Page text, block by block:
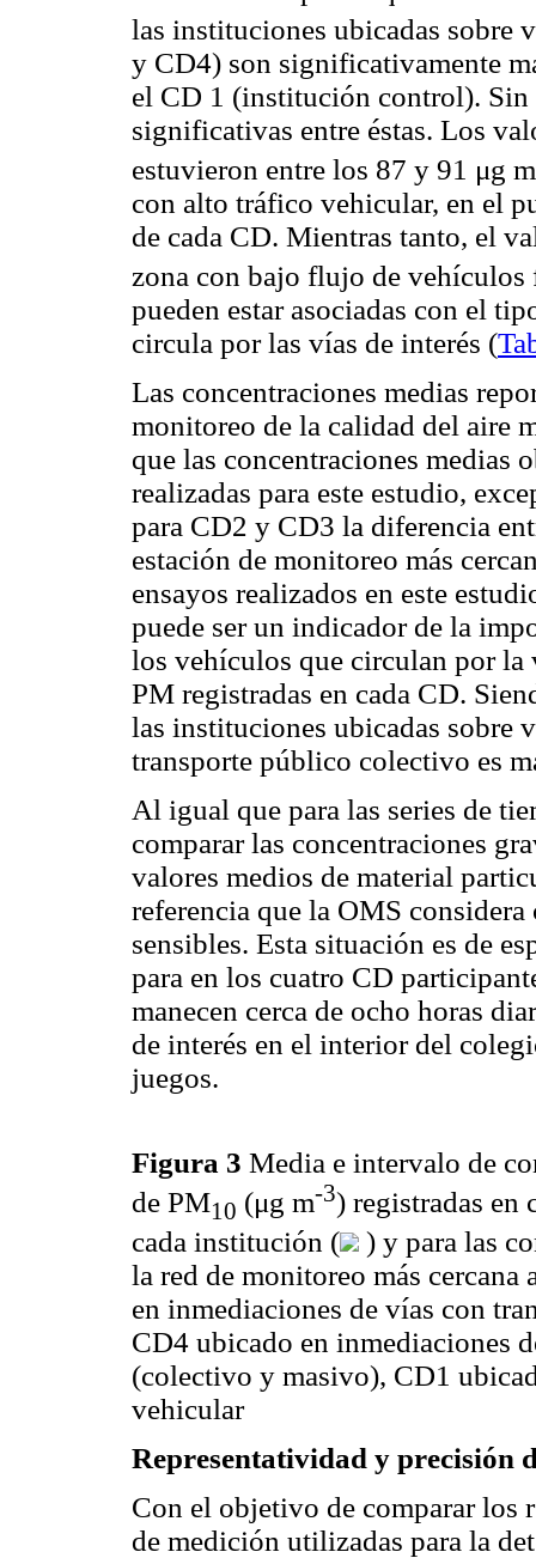
las instituciones ubicadas sobre
y CD4) son significativamente
el CD 1 (institución control). Sin
significativas entre éstas. Los
estuvieron entre los 87 y 91 μg m
con alto tráfico vehicular, en el
de cada CD. Mientras tanto, el
zona con bajo flujo de vehículos
pueden estar asociadas con el
circula por las vías de interés (
Las concentraciones medias
monitoreo de la calidad del aire
que las concentraciones medias
realizadas para este estudio,
para CD2 y CD3 la diferencia
estación de monitoreo más
ensayos realizados en este
puede ser un indicador de la
los vehículos que circulan por la
PM registradas en cada CD.
las instituciones ubicadas sobre
transporte público colectivo es
Al igual que para las series de
comparar las concentraciones
valores medios de material
referencia que la OMS
sensibles. Esta situación es de
para en los cuatro CD
manecen cerca de ocho horas
de interés en el interior del
juegos.
Figura 3 Media e intervalo de
de PM10 (μg m-3) registradas en
cada institución (
) y para las
la red de monitoreo más cercana
en inmediaciones de vías con
CD4 ubicado en inmediaciones
(colectivo y masivo), CD1
vehicular
Representatividad y precisión
Con el objetivo de comparar los
de medición utilizadas para la